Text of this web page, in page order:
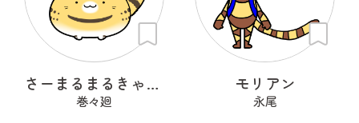
さーまるまるきゃっと
巻々廻
モリアン
永尾